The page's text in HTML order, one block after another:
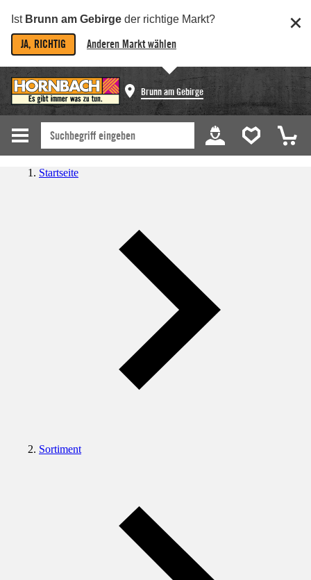
Ist Brunn am Gebirge der richtige Markt?
JA, RICHTIG Anderen Markt wählen
Brunn am Gebirge
Startseite
Sortiment